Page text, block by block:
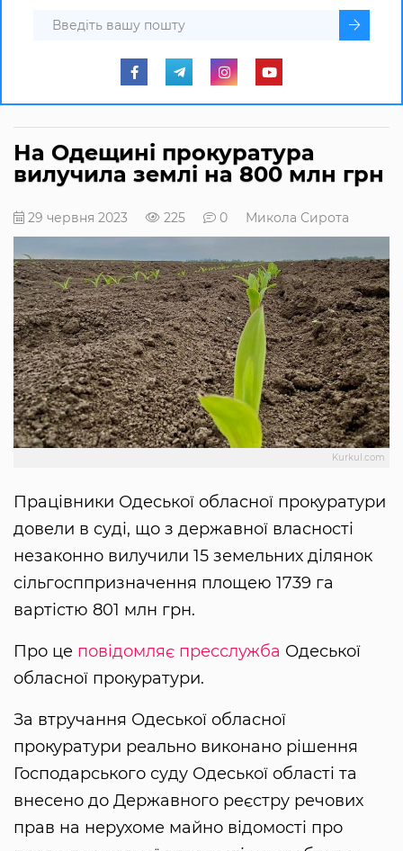
На Одещині прокуратура
вилучила землі на 800 млн грн
29 червня 2023 225 0 Микола Сирота
Kurkul.com
Працівники Одеської обласної прокуратури
довели в суді, що з державної власності
незаконно вилучили 15 земельних ділянок
сільгосппризначення площею 1739 га
вартістю 801 млн грн.
Про це повідомляє пресслужба Одеської
обласної прокуратури.
За втручання Одеської обласної
прокуратури реально виконано рішення
Господарського суду Одеської області та
внесено до Державного реєстру речових
прав на нерухоме майно відомості про